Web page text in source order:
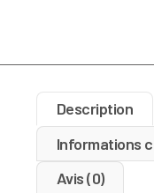
Description
Informations
Avis (0)